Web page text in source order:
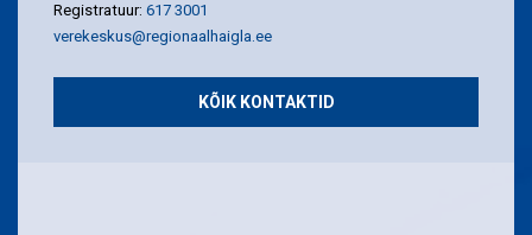
Registratuur: 617 3001
verekeskus@regionaalhaigla.ee
KÕIK KONTAKTID